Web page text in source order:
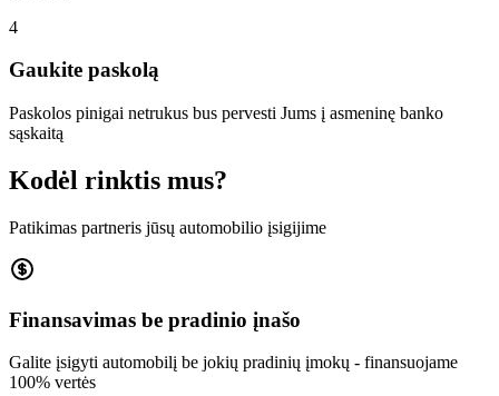
4
Gaukite paskolą
Paskolos pinigai netrukus bus pervesti Jums į asmeninę banko
sąskaitą
Kodėl rinktis mus?
Patikimas partneris jūsų automobilio įsigijime
Finansavimas be pradinio įnašo
Galite įsigyti automobilį be jokių pradinių įmokų - finansuojame
100% vertės